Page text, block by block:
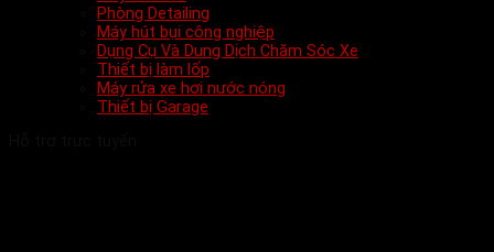
Phòng Detailing
Máy hút bụi công nghiệp
Dụng Cụ Và Dung Dịch Chăm Sóc Xe
Thiết bị làm lốp
Máy rửa xe hơi nước nóng
Thiết bị Garage